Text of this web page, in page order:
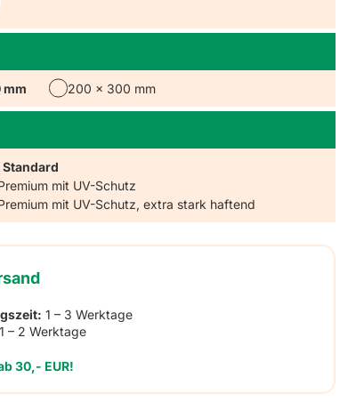
mm 200 x 300 mm
mit UV-Schutz
mit UV-Schutz, extra stark haftend
1 – 3 Werktage
1 – 2 Werktage
30,- EUR!